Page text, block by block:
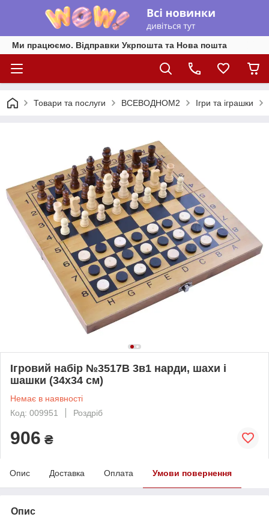
Ми працюємо. Відправки Укрпошта та Нова пошта
Товари та послуги ВСЕВОДНОМ2 Ігри та іграшки
Ігровий набір №3517B 3в1 нарди, шахи і
шашки (34х34 см)
Немає в наявності
Код: 009951
Роздріб
906 ₴
Опис Доставка Оплата Умови повернення
Опис